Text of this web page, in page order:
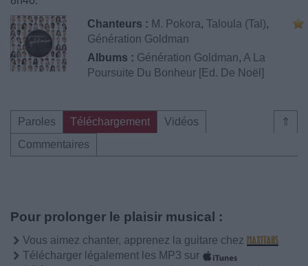
Chanteurs : M. Pokora, Taloula (Tal),
Génération Goldman
Albums : Génération Goldman, A La
Poursuite Du Bonheur [Ed. De Noël]
⇑
Paroles Téléchargement
Vidéos
Commentaires
Pour prolonger le plaisir musical :
Vous aimez chanter, apprenez la guitare chez
Télécharger légalement les MP3 sur